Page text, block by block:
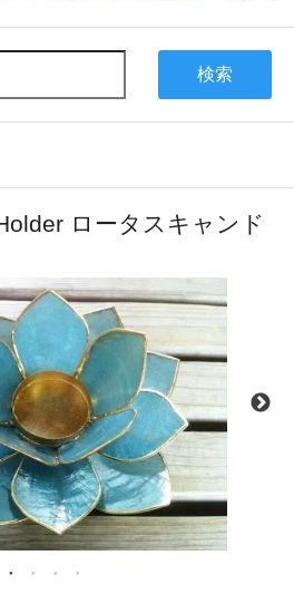
検索
ロータスキャンド